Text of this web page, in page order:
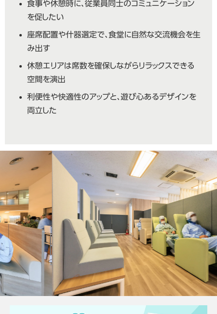
食事や休憩時に、従業員同士のコミュニケーション
を促したい
座席配置や什器選定で、食堂に自然な交流機会を生
み出す
休憩エリアは席数を確保しながらリラックスできる
空間を演出
利便性や快適性のアップと、遊び心あるデザインを
両立した